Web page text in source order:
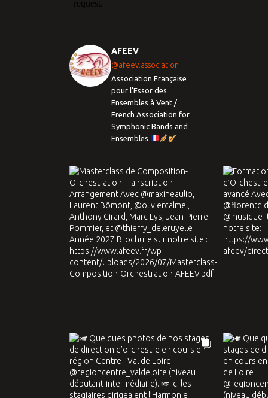
AFEEV
@afeev.association
Association Française
pour l’Essor des
Ensembles à Vent /
French Association for
Symphonic Bands and
Ensembles